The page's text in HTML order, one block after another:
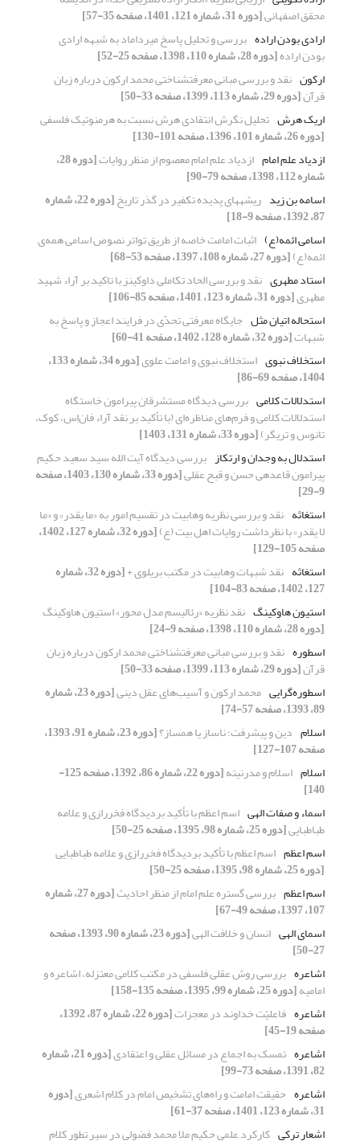
محقق اصفهانی[دوره 31، شماره 121، 1401، صفحه 35-57]
ارادی بودن اراده بررسی و تحلیل پاسخ میرداماد به شبهه ارادی
بودن اراده[دوره 28، شماره 110، 1398، صفحه 25-52]
ارکون
نقد و بررسی مبانی معرفت‎شناختی محمد ارکون درباره زبان
قرآن[دوره 29، شماره 113، 1399، صفحه 33-50]
اریک هرش تحلیل نگرش انتقادی هرش نسبت به هرمنوتیک فلسفی
[دوره 26، شماره 101، 1396، صفحه 101-130]
ازدیاد علم امام ازدیاد علم امام معصوم از منظر روایات [دوره 28،
شماره 112، 1398، صفحه 79-90]
اسامه بن زید ریشه‏های پدیده تکفیر در گذر تاریخ [دوره 22، شماره
87، 1392، صفحه 9-18]
اسامی ائمه(ع) اثبات امامت خاصه از طریق تواتر نصوص اسامی همه‌ی
ائمه(ع)[دوره 27، شماره 108، 1397، صفحه 53-68]
استاد مطهری نقد و بررسی الحاد تکاملی داوکینز با تاکید بر آراء شهید
مطهری[دوره 31، شماره 123، 1401، صفحه 85-106]
استحاله اتیان مثل جایگاه معرفتی تحدّی در فرایند اعجاز و پاسخ به
شبهات[دوره 32، شماره 128، 1402، صفحه 41-60]
استخلاف نبوی استخلاف نبوی و امامت علوی [دوره 34، شماره 133،
1404، صفحه 69-86]
استدلالات کلامی بررسی دیدگاه مستشرقان پیرامون خاستگاه
استدلالات کلامی و فرم‌های مناظره‌ای (با تأکید بر نقد آراء فان‌اِس، کوک،
تانوس و تریگر)[دوره 33، شماره 131، 1403]
استدلال به وجدان و ارتکاز بررسی دیدگاه آیت الله سید سعید حکیم
پیرامون قاعده‎ی حسن و قبح عقلی [دوره 33، شماره 130، 1403، صفحه
9-29]
استغاثه نقد و بررسی نظریه وهابیت در تقسیم امور به «ما یقدر» و «ما
لا یقدر» با نظرداشت روایات اهل بیت (ع) [دوره 32، شماره 127، 1402،
صفحه 105-129]
استغاثه نقد شبهات وهابیت در مکتب بریلوی + [دوره 32، شماره
127، 1402، صفحه 83-104]
استیون هاوکینگ نقد نظریه «رئالیسم مدل محور» استیون هاوکینگ
[دوره 28، شماره 110، 1398، صفحه 9-24]
اسطوره
نقد و بررسی مبانی معرفت‎شناختی محمد ارکون درباره زبان
قرآن[دوره 29، شماره 113، 1399، صفحه 33-50]
اسطوره‌گرایی محمد ارکون و آسیب‌های عقل دینی [دوره 23، شماره
89، 1393، صفحه 57-74]
اسلام دین و پیشرفت؛ ناساز یا همساز؟ [دوره 23، شماره 91، 1393،
صفحه 107-127]
اسلام اسلام و مدرنیته [دوره 22، شماره 86، 1392، صفحه 125-
140]
اسماء و صفات الهی اسم اعظم با تأکید بردیدگاه فخررازی و علامه
طباطبایی[دوره 25، شماره 98، 1395، صفحه 25-50]
اسم اعظم اسم اعظم با تأکید بردیدگاه فخررازی و علامه طباطبایی
[دوره 25، شماره 98، 1395، صفحه 25-50]
اسم اعظم بررسی گستره علم امام از منظر احادیث [دوره 27، شماره
107، 1397، صفحه 49-67]
اسمای الهی انسان و خلافت الهی [دوره 23، شماره 90، 1393، صفحه
27-50]
اشاعره بررسی روش عقلی فلسفی در مکتب کلامی معتزله، اشاعره و
امامیه[دوره 25، شماره 99، 1395، صفحه 135-158]
اشاعره فاعلیّت خداوند در معجزات [دوره 22، شماره 87، 1392،
صفحه 19-45]
اشاعره تمسک به اجماع در مسائل عقلی و اعتقادی [دوره 21، شماره
82، 1391، صفحه 73-99]
اشاعره حقیقت امامت و راه‌های تشخیص امام در کلام اشعری[دوره
31، شماره 123، 1401، صفحه 37-61]
اشعار ترکی کارکرد علمی حکیم ملا محمد فضولی در سیر تطور کلام